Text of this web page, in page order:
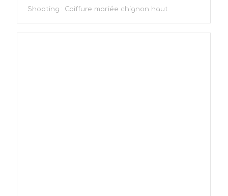
Shooting : Coiffure mariée chignon haut